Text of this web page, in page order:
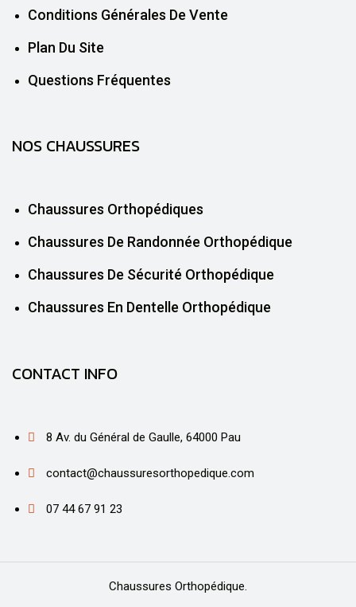
Conditions Générales De Vente
Plan Du Site
Questions Fréquentes
NOS CHAUSSURES
Chaussures Orthopédiques
Chaussures De Randonnée Orthopédique
Chaussures De Sécurité Orthopédique
Chaussures En Dentelle Orthopédique
CONTACT INFO
8 Av. du Général de Gaulle, 64000 Pau
contact@chaussuresorthopedique.com
07 44 67 91 23
Chaussures Orthopédique.